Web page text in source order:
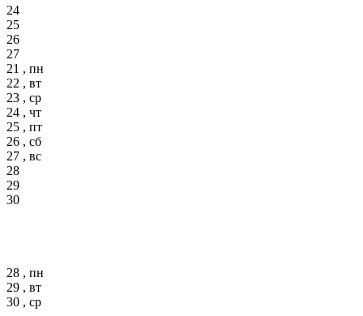
24
25
26
27
21 , пн
22 , вт
23 , ср
24 , чт
25 , пт
26 , сб
27 , вс
28
29
30
28 , пн
29 , вт
30 , ср